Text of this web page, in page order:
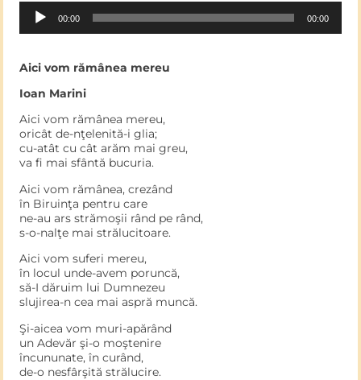
Audio
Player
00:00 00:00
Aici vom rămânea mereu
Ioan Marini
Aici vom rămânea mereu,
oricât de-nţelenită-i glia;
cu-atât cu cât arăm mai greu,
va fi mai sfântă bucuria.
Aici vom rămânea, crezând
în Biruinţa pentru care
ne-au ars strămoşii rând pe rând,
s-o-nalţe mai strălucitoare.
Aici vom suferi mereu,
în locul unde-avem poruncă,
să-I dăruim lui Dumnezeu
slujirea-n cea mai aspră muncă.
Şi-aicea vom muri-apărând
un Adevăr şi-o moştenire
încununate, în curând,
de-o nesfârşită strălucire.